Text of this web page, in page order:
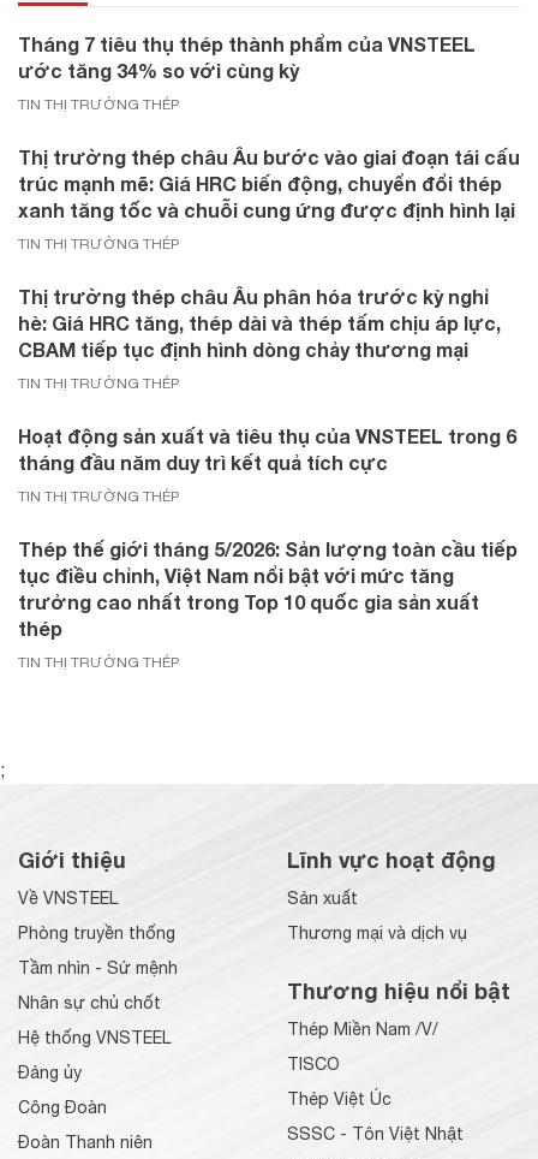
Tháng 7 tiêu thụ thép thành phẩm của VNSTEEL
ước tăng 34% so với cùng kỳ
TIN THỊ TRƯỜNG THÉP
Thị trường thép châu Âu bước vào giai đoạn tái cấu
trúc mạnh mẽ: Giá HRC biến động, chuyển đổi thép
xanh tăng tốc và chuỗi cung ứng được định hình lại
TIN THỊ TRƯỜNG THÉP
Thị trường thép châu Âu phân hóa trước kỳ nghỉ
hè: Giá HRC tăng, thép dài và thép tấm chịu áp lực,
CBAM tiếp tục định hình dòng chảy thương mại
TIN THỊ TRƯỜNG THÉP
Hoạt động sản xuất và tiêu thụ của VNSTEEL trong 6
tháng đầu năm duy trì kết quả tích cực
TIN THỊ TRƯỜNG THÉP
Thép thế giới tháng 5/2026: Sản lượng toàn cầu tiếp
tục điều chỉnh, Việt Nam nổi bật với mức tăng
trưởng cao nhất trong Top 10 quốc gia sản xuất
thép
TIN THỊ TRƯỜNG THÉP
;
Giới thiệu
Về VNSTEEL
Phòng truyền thống
Tầm nhìn - Sứ mệnh
Nhân sự chủ chốt
Hệ thống VNSTEEL
Đảng ủy
Công Đoàn
Đoàn Thanh niên
Lĩnh vực hoạt động
Sản xuất
Thương mại và dịch vụ
Thương hiệu nổi bật
Thép Miền Nam /V/
TISCO
Thép Việt Úc
SSSC - Tôn Việt Nhật